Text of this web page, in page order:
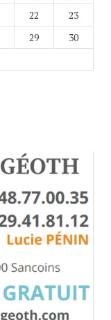
22
23
29
30